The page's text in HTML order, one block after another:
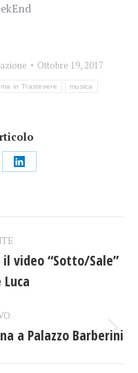
Ottobre 19, 2017
in Trastevere musica
Condividi
video “Sotto/Sale”
a Palazzo Barberini